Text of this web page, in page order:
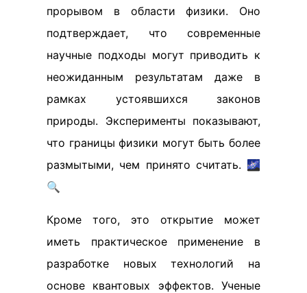
прорывом в области физики. Оно
подтверждает, что современные
научные подходы могут приводить к
неожиданным результатам даже в
рамках устоявшихся законов
природы. Эксперименты показывают,
что границы физики могут быть более
размытыми, чем принято считать. 🌌
🔍
Кроме того, это открытие может
иметь практическое применение в
разработке новых технологий на
основе квантовых эффектов. Ученые